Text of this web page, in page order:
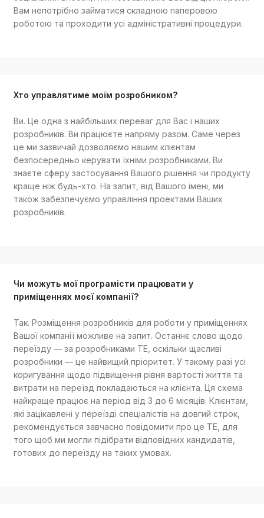
Вам непотрібно займатися складною паперовою
роботою та проходити усі адміністративні процедури.
Хто управлятиме моїм розробником?
Ви. Це одна з найбільших переваг для Вас і наших
розробників. Ви працюєте напряму разом. Саме через
це ми зазвичай дозволяємо нашим клієнтам
безпосередньо керувати їхніми розробниками. Ви
знаєте сферу застосування Вашого рішення чи продукту
краще ніж будь-хто. На запит, від Вашого імені, ми
також забезпечуємо управління проектами Ваших
розробників.
Чи можуть мої програмісти працювати у
приміщеннях моєї компанії?
Так. Розміщення розробників для роботи у приміщеннях
Вашої компанії можливе на запит. Останнє слово щодо
переїзду — за розробниками TE, оскільки щасливі
розробники — це найвищий пріоритет. У такому разі усі
коригування щодо підвищення рівня вартості життя та
витрати на переїзд покладаються на клієнта. Ця схема
найкраще працює на період від 3 до 6 місяців. Клієнтам,
які зацікавлені у переїзді спеціалістів на довгий строк,
рекомендується завчасно повідомити про це TE, для
того щоб ми могли підібрати відповідних кандидатів,
готових до переїзду на таких умовах.